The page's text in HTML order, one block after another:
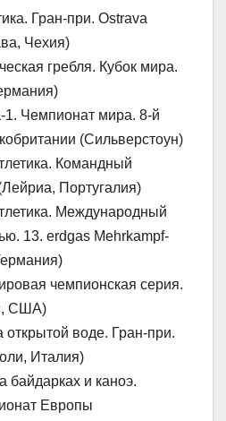
Гран-при. Ostrava
Чехия)
гребля. Кубок мира.
Чемпионат мира. 8-й
(Сильверстоун)
Командный
Португалия)
Международный
13. erdgas Mehrkampf-
чемпионская серия.
США)
воде. Гран-при.
Италия)
байдарках и каноэ.
Европы